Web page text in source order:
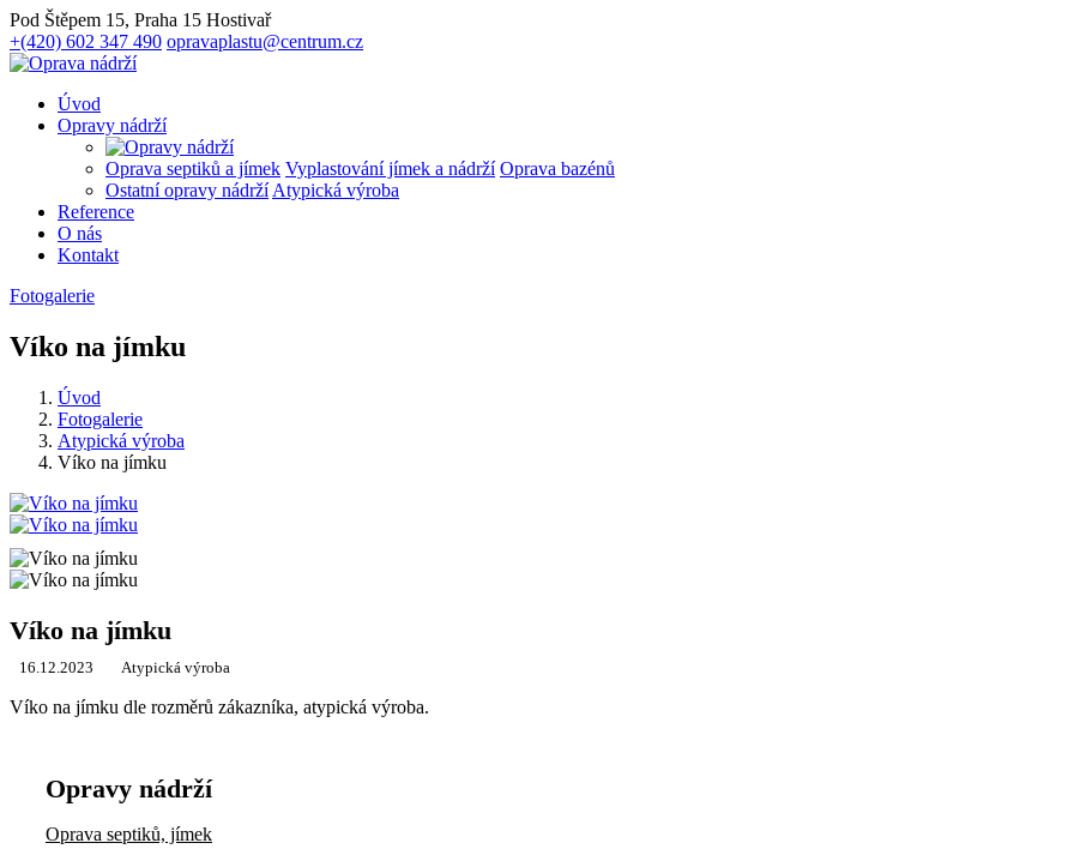
Pod Štěpem 15, Praha 15 Hostivař
+(420) 602 347 490 opravaplastu@centrum.cz
Úvod
Opravy nádrží
Oprava septiků a jímek Vyplastování jímek a nádrží Oprava bazénů
Ostatní opravy nádrží Atypická výroba
Reference
O nás
Kontakt
Fotogalerie
Víko na jímku
Úvod
Fotogalerie
Atypická výroba
Víko na jímku
Víko na jímku
16.12.2023 Atypická výroba
Víko na jímku dle rozměrů zákazníka, atypická výroba.
Opravy nádrží
Oprava septiků, jímek